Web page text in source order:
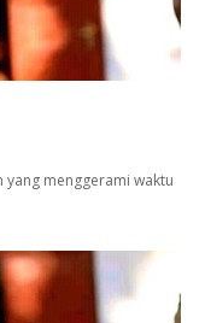
yang menggerami waktu